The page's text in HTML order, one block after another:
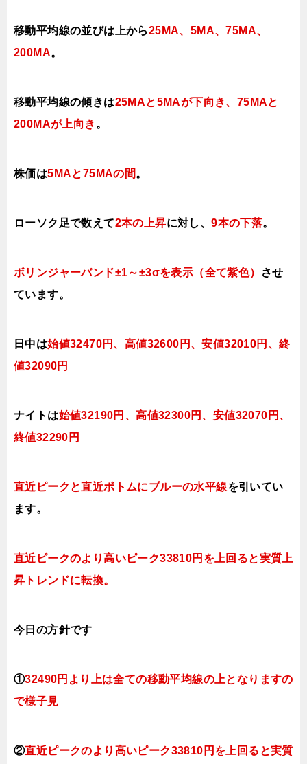
移動平均線の並びは上から25MA、5MA、75MA、
200MA。
移動平均線の傾きは25MAと5MAが下向き、75MAと
200MAが上向き 。
株価は5MAと75MAの間。
ローソク足で数えて2本の上昇に対し、9本の下落。
ボリンジャーバンド±1～±3σを表示（全て紫色）
させ
ています。
日中は始値32470円、高値32600円、安値32010円、終
値32090円
ナイトは始値32190円、高値32300円、安値32070 円、
終値32290 円
直近ピークと直近ボトムにブルーの水平線を引いてい
ます。
直近ピークのより高いピーク33810円を上回ると実質上
昇トレンドに転換。
今日 の方針です
①32490円より上は全ての移動平均線の上となりますの
で様子見
②直近ピークのより高いピーク33810円を上回ると実質